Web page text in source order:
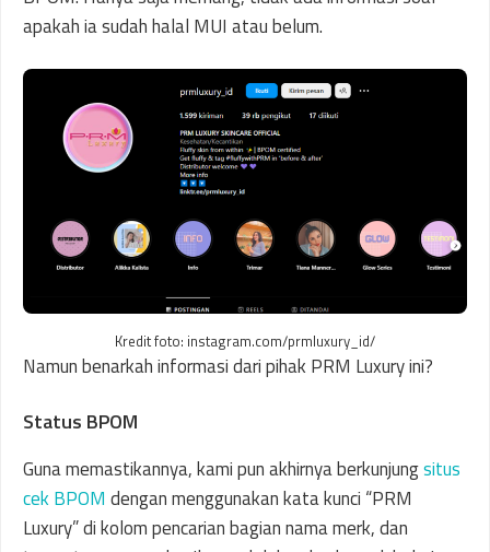
apakah ia sudah halal MUI atau belum.
Kredit foto: instagram.com/prmluxury_id/
Namun benarkah informasi dari pihak PRM Luxury ini?
Status BPOM
Guna memastikannya, kami pun akhirnya berkunjungsitus
cek BPOM dengan menggunakan kata kunci “PRM
Luxury” di kolom pencarian bagian nama merk, dan